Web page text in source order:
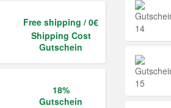
Free shipping / 0€
Shipping Cost
Gutschein
18%
Gutschein